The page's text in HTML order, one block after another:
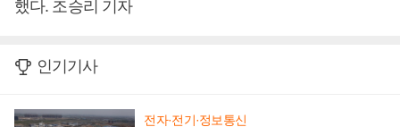
했다. 조승리 기자
인기기사
전자·전기·정보통신